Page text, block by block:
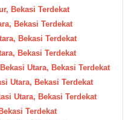
Bekasi Terdekat
Bekasi Terdekat
Bekasi Terdekat
Bekasi Terdekat
Utara, Bekasi Terdekat
Utara, Bekasi Terdekat
Utara, Bekasi Terdekat
Terdekat